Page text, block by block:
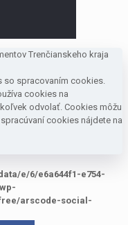
so spracovaním cookies.
cookies na
odvolať. Cookies môžu
cookies nájdete na
e/6/e6a644f1-e754-
arscode-social-